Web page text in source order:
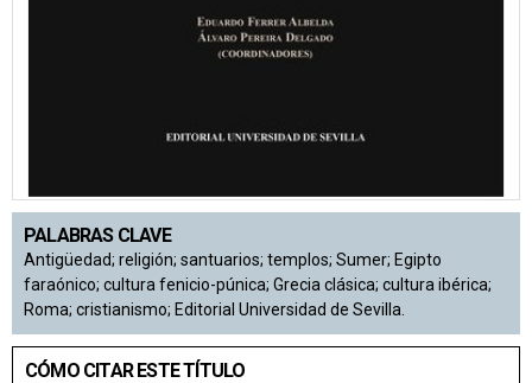
PALABRAS CLAVE
Antigüedad; religión; santuarios; templos; Sumer; Egipto
faraónico; cultura fenicio-púnica; Grecia clásica; cultura ibérica;
Roma; cristianismo; Editorial Universidad de Sevilla.
CÓMO CITAR ESTE TÍTULO